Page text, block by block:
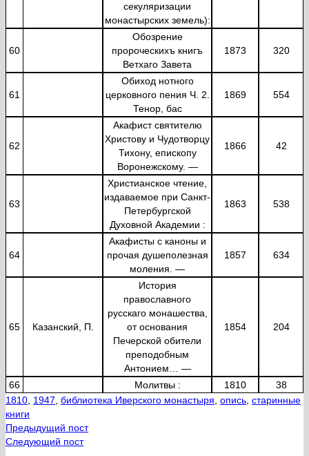
секуляризации
монастырских земель):
60
Обозрение
пророческихъ книгъ
Ветхаго Завета
1873 320
61
Обиход нотного
церковного пения Ч. 2.
Тенор, бас
1869 554
62
Акафист святителю
Христову и Чудотворцу
Тихону, епископу
Воронежскому. —
1866 42
63
Христианское чтение,
издаваемое при Санкт-
Петербургской
Духовной Академии :
1863 538
64
Акафисты с каноны и
прочая душеполезная
моления. —
1857 634
65 Казанский, П.
История
православного
русскаго монашества,
от основания
Печерской обители
преподобным
Антонием… —
1854 204
66 Молитвы : 1810
38
1810, 1947, библиотека Иверского монастыря, опись, старинные
книги
Предыдущий пост
Следующий пост